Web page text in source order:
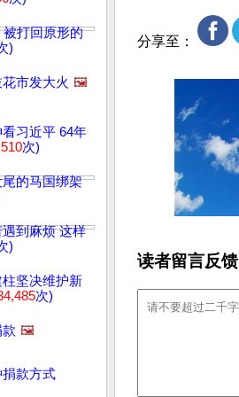
打回原形的
)
市发大火 🖼️
习近平 64年
次)
的马国绑架
到麻烦 这样
)
坚决维护新
次)
🖼️
款方式
分享至：
读者留言反